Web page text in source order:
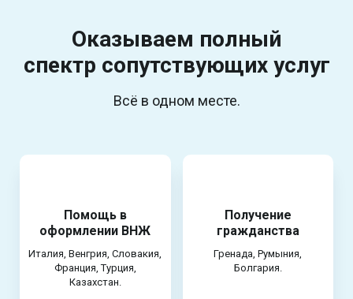
Оказываем полный
спектр сопутствующих услуг
Всё в одном месте.
Помощь в
оформлении ВНЖ
Италия, Венгрия, Словакия,
Франция, Турция,
Казахстан.
Получение
гражданства
Гренада, Румыния,
Болгария.